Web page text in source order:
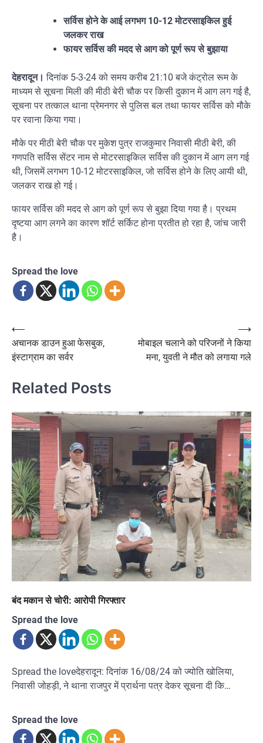
सर्विस होने के आई लगभग 10-12 मोटरसाइकिल हुई
जलकर राख
फायर सर्विस की मदद से आग को पूर्ण रूप से बुझाया
देहरादून। दिनांक 5-3-24 को समय करीब 21:10 बजे कंट्रोल रूम के
माध्यम से सूचना मिली की मीठी बेरी चौक पर किसी दुकान में आग लग गई है,
सूचना पर तत्काल थाना प्रेमनगर से पुलिस बल तथा फायर सर्विस को मौके
पर रवाना किया गया।
मौके पर मीठी बेरी चौक पर मुकेश पुत्र राजकुमार निवासी मीठी बेरी, की
गणपति सर्विस सेंटर नाम से मोटरसाइकिल सर्विस की दुकान में आग लग गई
थी, जिसमें लगभग 10-12 मोटरसाइकिल, जो सर्विस होने के लिए आयी थी,
जलकर राख हो गई।
फायर सर्विस की मदद से आग को पूर्ण रूप से बुझा दिया गया है। प्रथम
दृष्टया आग लगने का कारण शॉर्ट सर्किट होना प्रतीत हो रहा है, जांच जारी
है।
Spread the love
Post
navigation
⟵
अचानक डाउन हुआ फेसबुक,
इंस्टाग्राम का सर्वर
मोबाइल चलाने को परिजनों ने किया
मना, युवती ने मौत को लगाया गले
⟶
Related Posts
बंद मकान से चोरी: आरोपी गिरफ्तार
Spread the love
Spread the loveदेहरादून: दिनांक 16/08/24 को ज्योति खोलिया,
निवासी जोहड़ी, ने थाना राजपुर में प्रार्थना पत्र देकर सूचना दी कि…
Spread the love